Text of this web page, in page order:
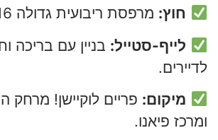
חוץ: מרפסת ריבועית גדולה 16 מ"ר.
לייף-סטייל: בניין עם בריכה
לדיירים.
מיקום: פריים לוקיישן! מרחק
ומרכז פיאנו.